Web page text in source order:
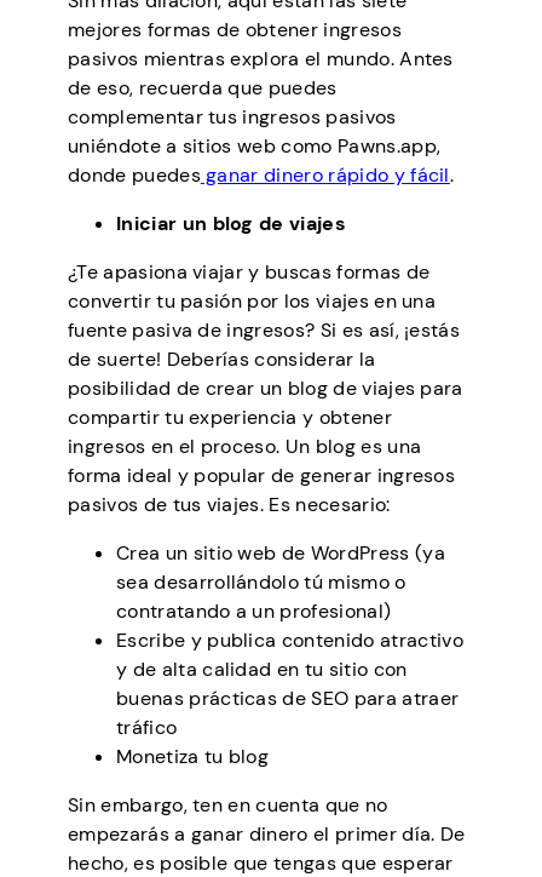
mejores formas de obtener ingresos
pasivos mientras explora el mundo. Antes
de eso, recuerda que puedes
complementar tus ingresos pasivos
uniéndote a sitios web como Pawns.app,
donde puedesganar dinero rápido y fácil.
Iniciar un blog de viajes
¿Te apasiona viajar y buscas formas de
convertir tu pasión por los viajes en una
fuente pasiva de ingresos? Si es así, ¡estás
de suerte! Deberías considerar la
posibilidad de crear un blog de viajes para
compartir tu experiencia y obtener
ingresos en el proceso. Un blog es una
forma ideal y popular de generar ingresos
pasivos de tus viajes. Es necesario:
Crea un sitio web de WordPress (ya
sea desarrollándolo tú mismo o
contratando a un profesional)
Escribe y publica contenido atractivo
y de alta calidad en tu sitio con
buenas prácticas de SEO para atraer
tráfico
Monetiza tu blog
Sin embargo, ten en cuenta que no
empezarás a ganar dinero el primer día. De
hecho, es posible que tengas que esperar